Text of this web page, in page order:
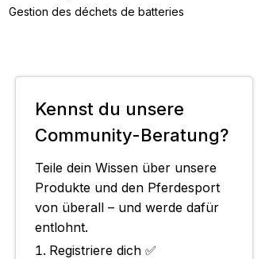
Gestion des déchets de batteries
Kennst du unsere
Community-Beratung?
Teile dein Wissen über unsere
Produkte und den Pferdesport
von überall – und werde dafür
entlohnt.
Registriere dich ✅